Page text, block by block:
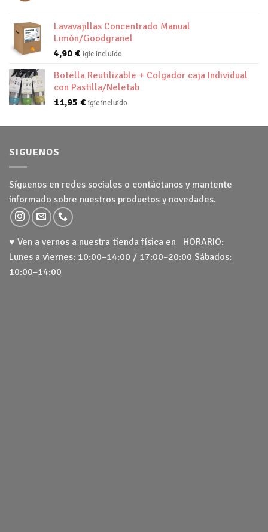
Lavavajillas Concentrado Manual
Limón/Goodgranel
4,90 € igic incluido
Botella Reutilizable + Colgador caja Individual
con Pastilla/Neletab
11,95 € igic incluido
SIGUENOS
Síguenos en redes sociales o contáctanos y mantente
informado sobre nuestros productos y novedades.
♥ Ven a vernos a nuestra tienda física en HORARIO:
Lunes a viernes: 10:00–14:00 / 17:00–20:00 Sábados:
10:00–14:00